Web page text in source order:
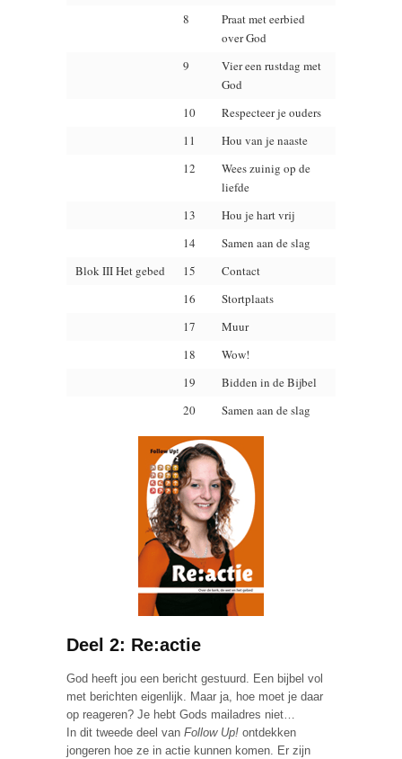
8
Praat met eerbied
over God
9
Vier een rustdag met
God
10
Respecteer je ouders
11
Hou van je naaste
12
Wees zuinig op de
liefde
13
Hou je hart vrij
14
Samen aan de slag
Blok III Het gebed
15
Contact
16
Stortplaats
17
Muur
18
Wow!
19
Bidden in de Bijbel
20
Samen aan de slag
Deel 2: Re:actie
God heeft jou een bericht gestuurd. Een bijbel vol
met berichten eigenlijk. Maar ja, hoe moet je daar
op reageren? Je hebt Gods mailadres niet…
In dit tweede deel van Follow Up! ontdekken
jongeren hoe ze in actie kunnen komen. Er zijn